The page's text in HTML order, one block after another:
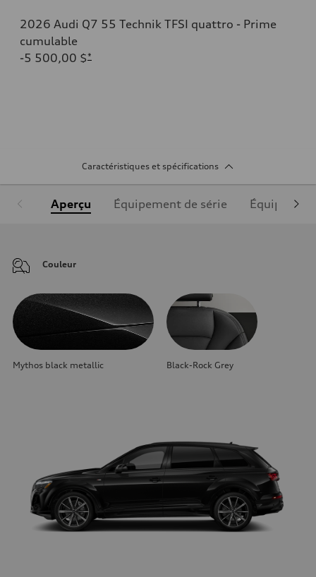
2026 Audi Q7 55 Technik TFSI quattro - Prime
cumulable
-5 500,00 $*
Caractéristiques et spécifications
Aperçu Équipement de série
Couleur
Mythos black metallic Black-Rock Grey